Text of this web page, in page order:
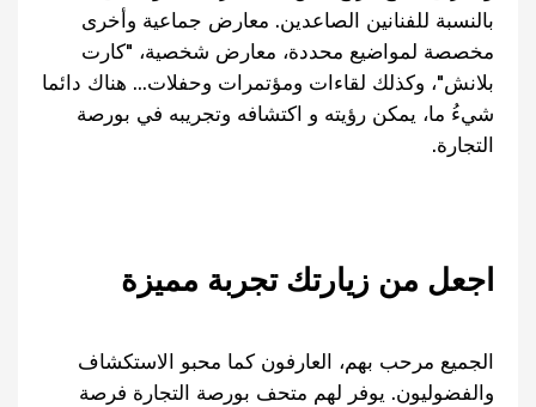
بالنسبة للفنانين الصاعدين. معارض جماعية وأخرى
مخصصة لمواضيع محددة، معارض شخصية، "كارت
بلانش"، وكذلك لقاءات ومؤتمرات وحفلات... هناك دائما
شيءُ ما، يمكن رؤيته و اكتشافه وتجريبه في بورصة
التجارة.
اجعل من زيارتك تجربة مميزة
الجميع مرحب بهم، العارفون كما محبو الاستكشاف
والفضوليون. يوفر لهم متحف بورصة التجارة فرصة